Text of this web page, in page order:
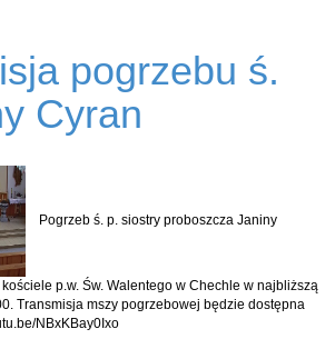
pogrzebu ś.
Cyran
Pogrzeb ś. p. siostry proboszcza Janiny
p.w. Św. Walentego w Chechle w najbliższą
Transmisja mszy pogrzebowej będzie dostępna
NBxKBay0Ixo